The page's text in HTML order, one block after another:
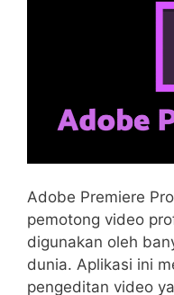
Adobe Premiere
pemotong video
digunakan oleh
dunia. Aplikasi ini
pengeditan video